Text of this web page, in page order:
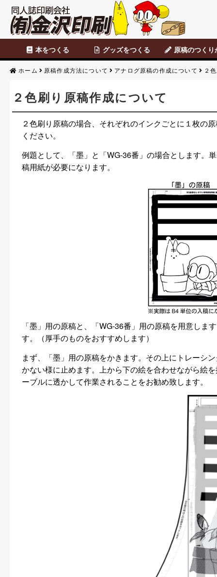
本をつくる
セット商品
カスタマイズ商品
表紙のみ印刷
本文のみ印刷
グッズをつくる
便せん・チラシ
原稿のつくり
原稿のつくりか
データ原稿
Photoshop
CLIP STUDIO
便せん・チラシ原
アナログ原稿
背幅表
ホーム 原稿作成方法について アナログ原稿の作成について ２
２色刷り原稿作成について
２色刷り原稿の場合、それぞれのインクごとに１枚の
ください。
例題として、「墨」と「WG-36番」の場合とします。
稿用紙が必要になります。
「墨」用の原稿と、「WG-36番」用の原稿を用意し
す。（厚手のものをおすすめします）
まず、「墨」用の原稿をかきます。その上にトレーシ
かない様に止めます。上から下の絵を合わせながら絵
ーブルに透かして作業されることをお勧め致します。